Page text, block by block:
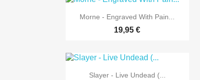
 Vorschau
Morne - Engraved With Pain...
19,95 €
 Vorschau
Slayer - Live Undead (...